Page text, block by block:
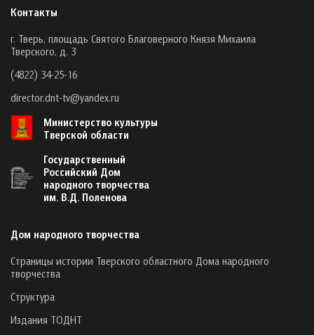
Контакты
г. Тверь, площадь Святого Благоверного Князя Михаила
Тверского, д. 3
(4822) 34-25-16
director.dnt-tv@yandex.ru
Министерство культуры
Тверской области
Государственный
Российский Дом
народного творчества
им. В.Д. Поленова
Дом народного творчества
Страницы истории Тверского областного Дома народного
творчества
Структура
Издания ТОДНТ